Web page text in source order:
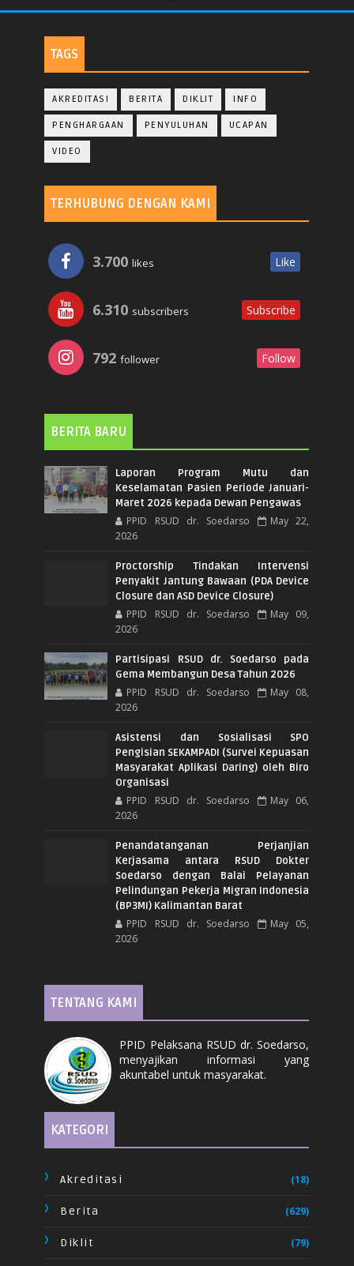
TAGS
AKREDITASI BERITA DIKLIT INFO
PENGHARGAAN PENYULUHAN UCAPAN
VIDEO
TERHUBUNG DENGAN KAMI
3.700 likes Like
6.310 subscribers Subscribe
792 follower Follow
BERITA BARU
Laporan Program Mutu dan
Keselamatan Pasien Periode Januari-
Maret 2026 kepada Dewan Pengawas
PPID RSUD dr. Soedarso
May 22,
2026
Proctorship Tindakan Intervensi
Penyakit Jantung Bawaan (PDA Device
Closure dan ASD Device Closure)
PPID RSUD dr. Soedarso
May 09,
2026
Partisipasi RSUD dr. Soedarso pada
Gema Membangun Desa Tahun 2026
PPID RSUD dr. Soedarso
May 08,
2026
Asistensi dan Sosialisasi SPO
Pengisian SEKAMPADI (Survei Kepuasan
Masyarakat Aplikasi Daring) oleh Biro
Organisasi
PPID RSUD dr. Soedarso
May 06,
2026
Penandatanganan Perjanjian
Kerjasama antara RSUD Dokter
Soedarso dengan Balai Pelayanan
Pelindungan Pekerja Migran Indonesia
(BP3MI) Kalimantan Barat
PPID RSUD dr. Soedarso
May 05,
2026
TENTANG KAMI
PPID Pelaksana RSUD dr. Soedarso,
menyajikan informasi yang
akuntabel untuk masyarakat.
KATEGORI
Akreditasi (18)
Berita (629)
Diklit (79)